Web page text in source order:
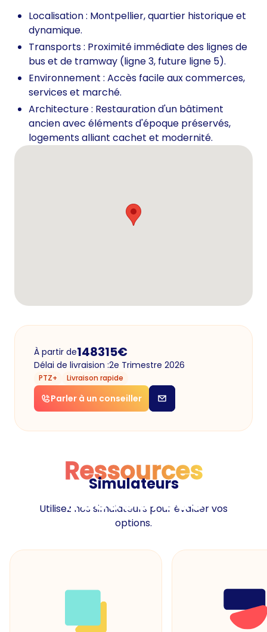
Localisation : Montpellier, quartier historique et
dynamique.
Transports : Proximité immédiate des lignes de
bus et de tramway (ligne 3, future ligne 5).
Environnement : Accès facile aux commerces,
services et marché.
Architecture : Restauration d'un bâtiment
ancien avec éléments d'époque préservés,
logements alliant cachet et modernité.
À partir de148315€
Délai de livraision :2e Trimestre 2026
PTZ+ Livraison rapide
Parler à un conseiller
Ressources
Ressources
Simulateurs
Utilisez nos simulateurs pour évaluer vos
options.